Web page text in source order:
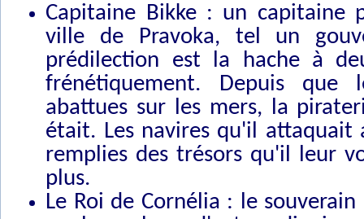
Capitaine Bikke : un capitaine
ville de Pravoka, tel un
prédilection est la hache à
frénétiquement. Depuis que
abattues sur les mers, la
était. Les navires qu'il attaquait
remplies des trésors qu'il leur
plus.
Le Roi de Cornélia : le